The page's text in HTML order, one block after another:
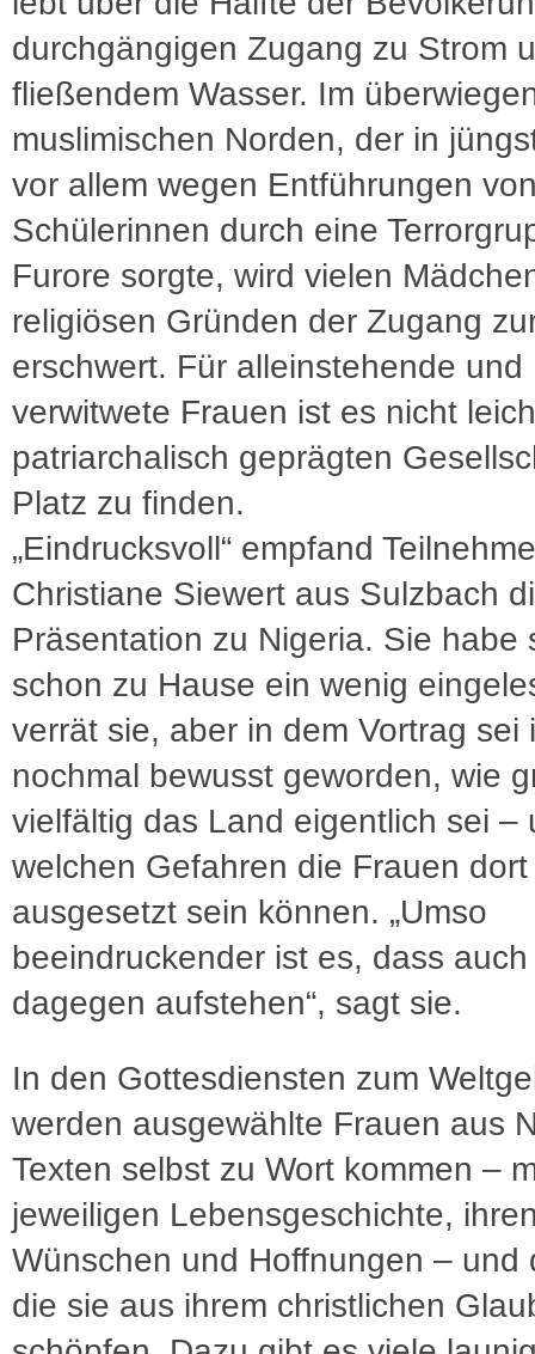
durchgängigen Zugang zu Strom
fließendem Wasser. Im
muslimischen Norden, der in
vor allem wegen Entführungen
Schülerinnen durch eine
Furore sorgte, wird vielen
religiösen Gründen der Zugang
erschwert. Für alleinstehende und
verwitwete Frauen ist es nicht
patriarchalisch geprägten
Platz zu finden.
„Eindrucksvoll“ empfand
Christiane Siewert aus Sulzbach
Präsentation zu Nigeria. Sie habe
schon zu Hause ein wenig
verrät sie, aber in dem Vortrag sei
nochmal bewusst geworden, wie
vielfältig das Land eigentlich sei –
welchen Gefahren die Frauen dort
ausgesetzt sein können. „Umso
beeindruckender ist es, dass
dagegen aufstehen“, sagt sie.
In den Gottesdiensten zum
werden ausgewählte Frauen aus
Texten selbst zu Wort kommen –
jeweiligen Lebensgeschichte,
Wünschen und Hoffnungen – und
die sie aus ihrem christlichen